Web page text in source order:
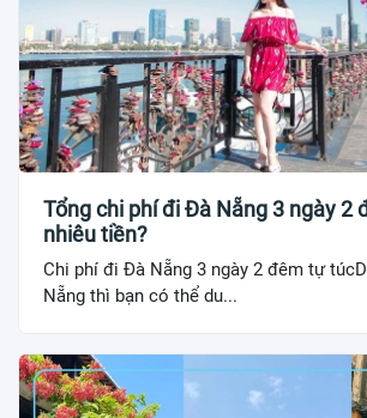
Tổng chi phí đi Đà Nẵng 3 ngày 2
nhiêu tiền?
Chi phí đi Đà Nẵng 3 ngày 2 đêm tự
Nẵng thì bạn có thể du...